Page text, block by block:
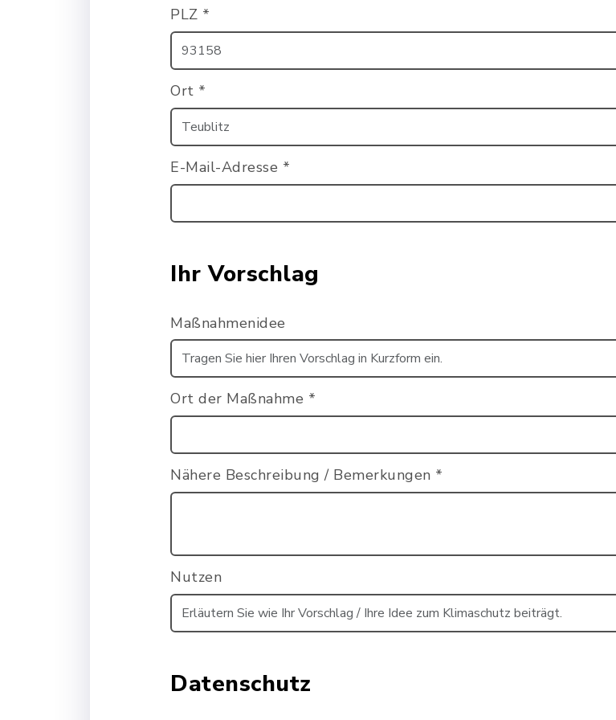
PLZ *
Ort *
E-Mail-Adresse *
Ihr Vorschlag
Maßnahmenidee
Ort der Maßnahme *
Nähere Beschreibung / Bemerkungen *
Nutzen
Datenschutz